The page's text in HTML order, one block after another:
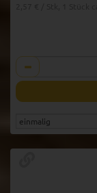
Anzahl